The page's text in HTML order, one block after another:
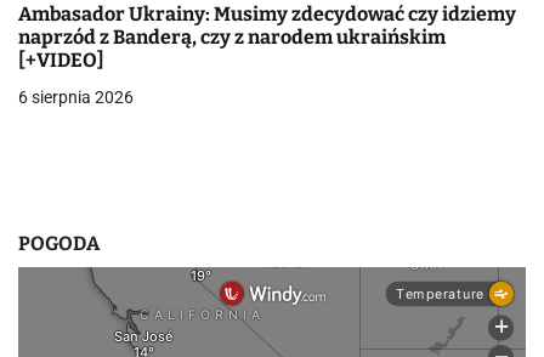
p
i
s
Ambasador Ukrainy: Musimy zdecydować czy idziemy
naprzód z Banderą, czy z narodem ukraińskim
[+VIDEO]
6 sierpnia 2026
POGODA